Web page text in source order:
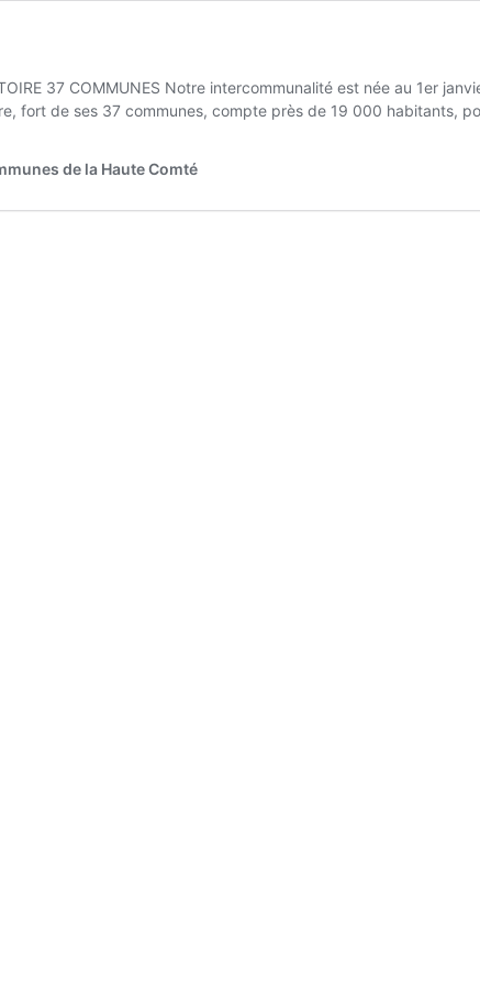
37 COMMUNES Notre intercommunalité est née au 1er
fort de ses 37 communes, compte près de 19 000 habitants,
de la Haute Comté